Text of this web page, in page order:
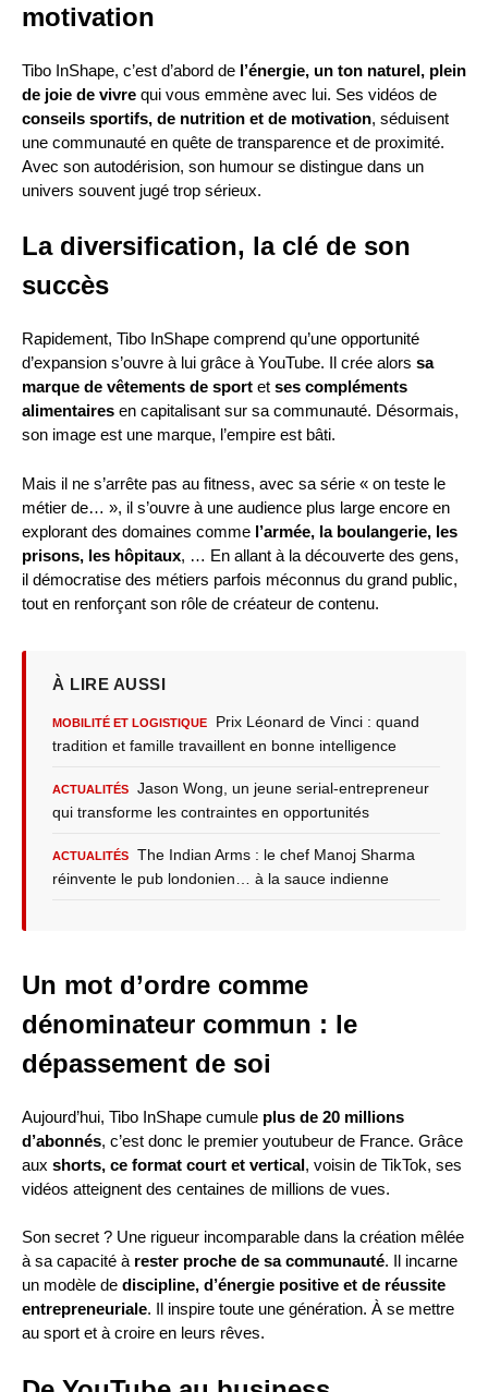
motivation
Tibo InShape, c’est d’abord de l’énergie, un ton naturel, plein
de joie de vivre qui vous emmène avec lui. Ses vidéos de
conseils sportifs, de nutrition et de motivation, séduisent
une communauté en quête de transparence et de proximité.
Avec son autodérision, son humour se distingue dans un
univers souvent jugé trop sérieux.
La diversification, la clé de son
succès
Rapidement, Tibo InShape comprend qu’une opportunité
d’expansion s’ouvre à lui grâce à YouTube. Il crée alors sa
marque de vêtements de sport et ses compléments
alimentaires en capitalisant sur sa communauté. Désormais,
son image est une marque, l’empire est bâti.
Mais il ne s’arrête pas au fitness, avec sa série « on teste le
métier de… », il s’ouvre à une audience plus large encore en
explorant des domaines comme l’armée, la boulangerie, les
prisons, les hôpitaux, … En allant à la découverte des gens,
il démocratise des métiers parfois méconnus du grand public,
tout en renforçant son rôle de créateur de contenu.
À LIRE AUSSI
MOBILITÉ ET LOGISTIQUE
Prix Léonard de Vinci : quand
tradition et famille travaillent en bonne intelligence
ACTUALITÉS
Jason Wong, un jeune serial-entrepreneur
qui transforme les contraintes en opportunités
ACTUALITÉS
The Indian Arms : le chef Manoj Sharma
réinvente le pub londonien… à la sauce indienne
Un mot d’ordre comme
dénominateur commun : le
dépassement de soi
Aujourd’hui, Tibo InShape cumule plus de 20 millions
d’abonnés, c’est donc le premier youtubeur de France. Grâce
aux shorts, ce format court et vertical, voisin de TikTok, ses
vidéos atteignent des centaines de millions de vues.
Son secret ? Une rigueur incomparable dans la création mêlée
à sa capacité à rester proche de sa communauté. Il incarne
un modèle de discipline, d’énergie positive et de réussite
entrepreneuriale. Il inspire toute une génération. À se mettre
au sport et à croire en leurs rêves.